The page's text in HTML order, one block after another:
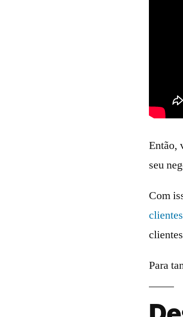
Então,
seu
Com
clientes
Para